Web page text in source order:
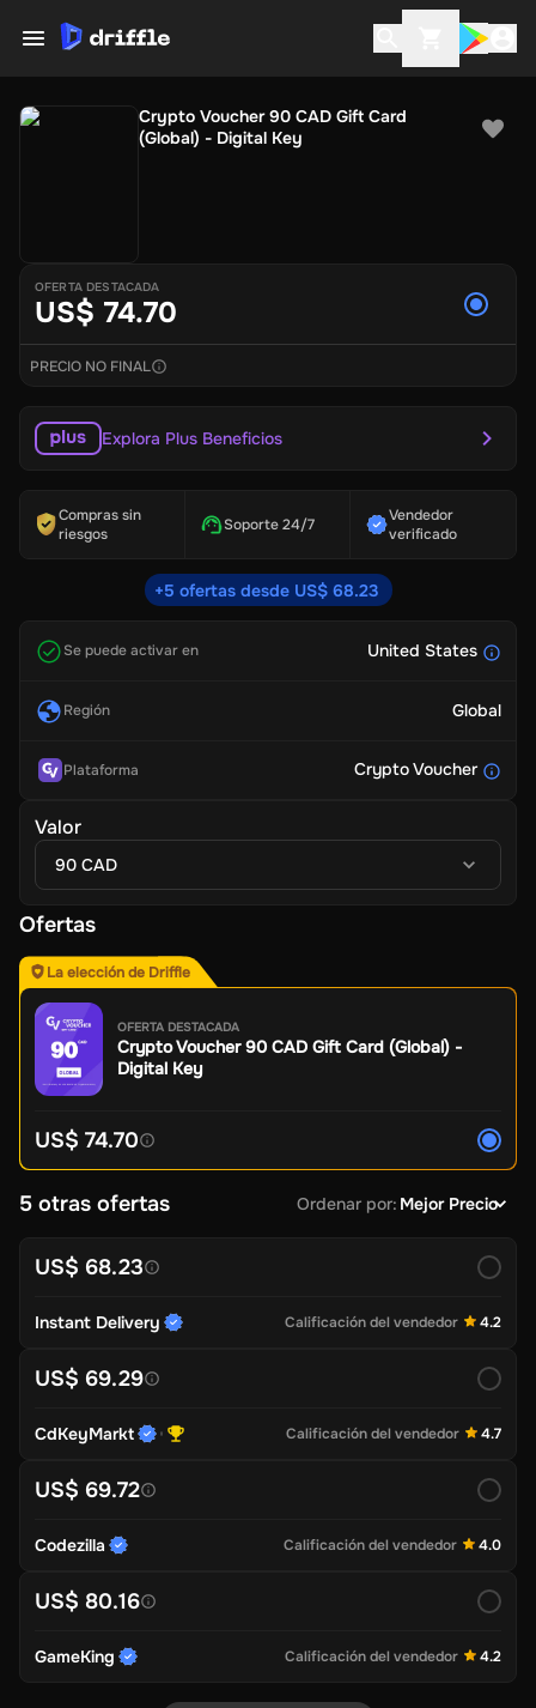
Crypto Voucher 90 CAD Gift Card
(Global) - Digital Key
OFERTA DESTACADA
US$ 74.70
PRECIO NO FINAL
Explora Plus Beneficios
Compras sin
riesgos
Soporte 24/7
Vendedor
verificado
+5 ofertas desde US$ 68.23
Se puede activar en United States
Región Global
Plataforma Crypto Voucher
Valor
90 CAD
Ofertas
La elección de Driffle
OFERTA DESTACADA
Crypto Voucher 90 CAD Gift Card (Global) -
Digital Key
US$ 74.70
5 otras ofertas Ordenar por: Mejor Precio
US$ 68.23
Instant Delivery Calificación del vendedor 4.2
US$ 69.29
CdKeyMarkt Calificación del vendedor 4.7
US$ 69.72
Codezilla Calificación del vendedor 4.0
US$ 80.16
GameKing Calificación del vendedor 4.2